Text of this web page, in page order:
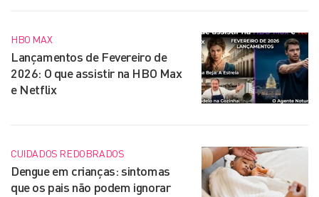
HBO MAX
Lançamentos de Fevereiro de
2026: O que assistir na HBO Max
e Netflix
CUIDADOS REDOBRADOS
Dengue em crianças: sintomas
que os pais não podem ignorar